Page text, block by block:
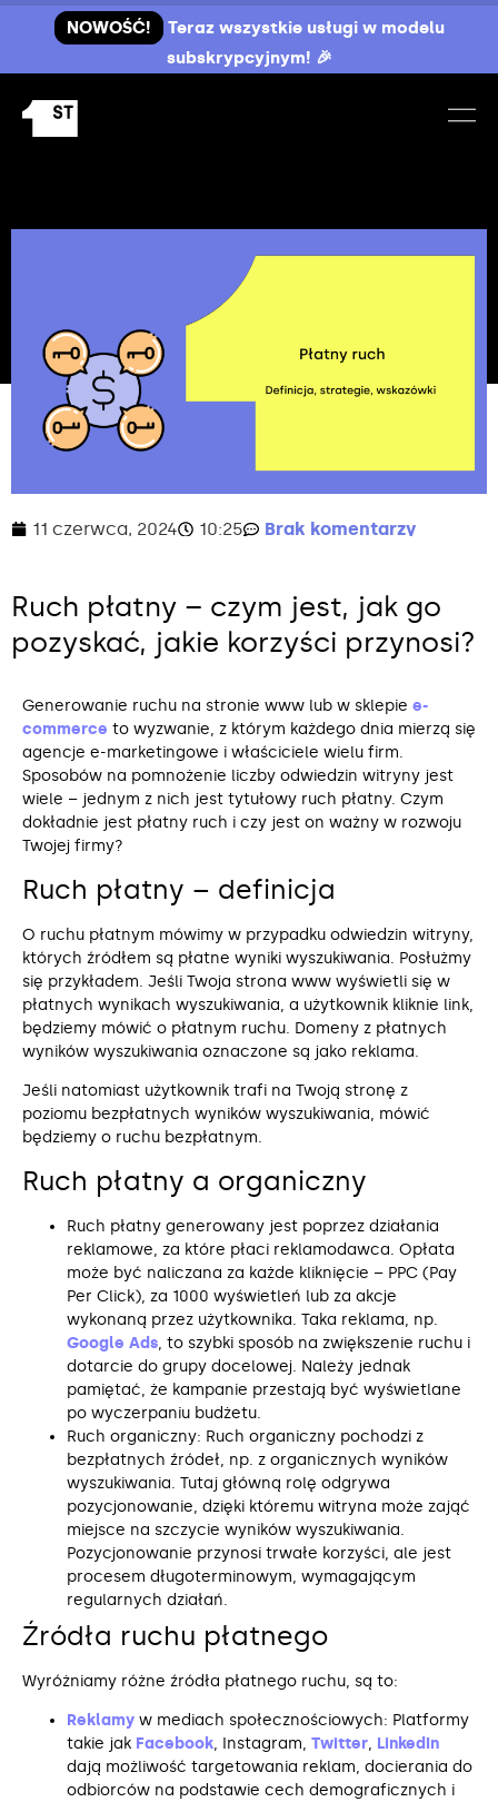
NOWOŚĆ!
Teraz wszystkie usługi w modelu
subskrypcyjnym! 🎉
11 czerwca, 2024 10:25 Brak komentarzy
Ruch płatny – czym jest, jak go
pozyskać, jakie korzyści przynosi?
Generowanie ruchu na stronie www lub w sklepie e-
commerce to wyzwanie, z którym każdego dnia mierzą się
agencje e-marketingowe i właściciele wielu firm.
Sposobów na pomnożenie liczby odwiedzin witryny jest
wiele – jednym z nich jest tytułowy ruch płatny. Czym
dokładnie jest płatny ruch i czy jest on ważny w rozwoju
Twojej firmy?
Ruch płatny – definicja
O ruchu płatnym mówimy w przypadku odwiedzin witryny,
których źródłem są płatne wyniki wyszukiwania. Posłużmy
się przykładem. Jeśli Twoja strona www wyświetli się w
płatnych wynikach wyszukiwania, a użytkownik kliknie link,
będziemy mówić o płatnym ruchu. Domeny z płatnych
wyników wyszukiwania oznaczone są jako reklama.
Jeśli natomiast użytkownik trafi na Twoją stronę z
poziomu bezpłatnych wyników wyszukiwania, mówić
będziemy o ruchu bezpłatnym.
Ruch płatny a organiczny
Ruch płatny generowany jest poprzez działania
reklamowe, za które płaci reklamodawca. Opłata
może być naliczana za każde kliknięcie – PPC (Pay
Per Click), za 1000 wyświetleń lub za akcje
wykonaną przez użytkownika. Taka reklama, np.
Google Ads, to szybki sposób na zwiększenie ruchu i
dotarcie do grupy docelowej. Należy jednak
pamiętać, że kampanie przestają być wyświetlane
po wyczerpaniu budżetu.
Ruch organiczny: Ruch organiczny pochodzi z
bezpłatnych źródeł, np. z organicznych wyników
wyszukiwania. Tutaj główną rolę odgrywa
pozycjonowanie, dzięki któremu witryna może zająć
miejsce na szczycie wyników wyszukiwania.
Pozycjonowanie przynosi trwałe korzyści, ale jest
procesem długoterminowym, wymagającym
regularnych działań.
Źródła ruchu płatnego
Wyróżniamy różne źródła płatnego ruchu, są to:
Reklamy w mediach społecznościowych: Platformy
takie jak Facebook, Instagram, Twitter, LinkedIn
dają możliwość targetowania reklam, docierania do
odbiorców na podstawie cech demograficznych i